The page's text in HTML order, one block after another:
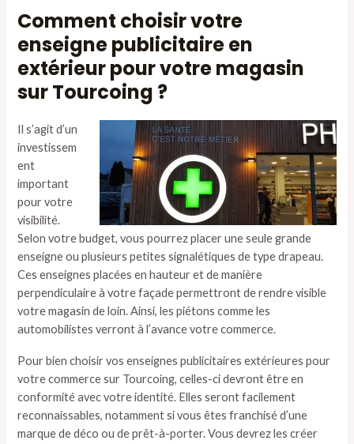
Comment choisir votre
enseigne publicitaire en
extérieur pour votre magasin
sur Tourcoing ?
Il s’agit d’un
investissem
ent
important
pour votre
visibilité.
Selon votre budget, vous pourrez placer une seule grande
enseigne ou plusieurs petites signalétiques de type drapeau.
Ces enseignes placées en hauteur et de manière
perpendiculaire à votre façade permettront de rendre visible
votre magasin de loin. Ainsi, les piétons comme les
automobilistes verront à l’avance votre commerce.
Pour bien choisir vos enseignes publicitaires extérieures pour
votre commerce sur Tourcoing, celles-ci devront être en
conformité avec votre identité. Elles seront facilement
reconnaissables, notamment si vous êtes franchisé d’une
marque de déco ou de prêt-à-porter. Vous devrez les créer